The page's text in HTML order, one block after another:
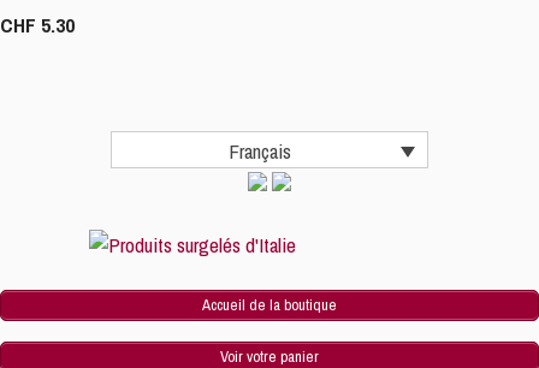
CHF 5.30
Français
Accueil de la boutique
Voir votre panier